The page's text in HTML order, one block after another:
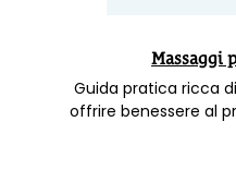
Massaggi
Guida pratica ricca
offrire